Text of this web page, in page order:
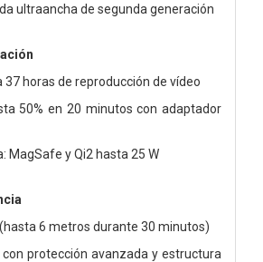
ultraancha de segunda generación
horas de reproducción de vídeo
50% en 20 minutos con adaptador
MagSafe y Qi2 hasta 25 W
6 metros durante 30 minutos)
con protección avanzada y estructura